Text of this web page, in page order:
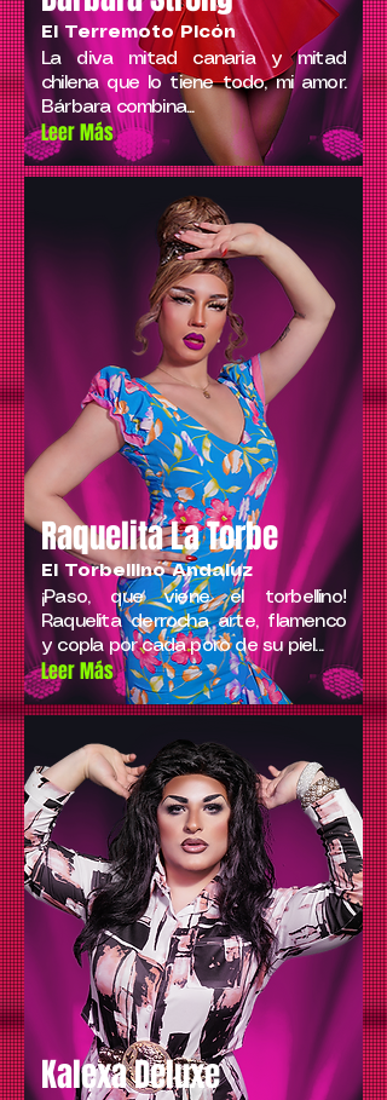
El Terremoto Picón
La diva mitad canaria y mitad
chilena que lo tiene todo, mi amor.
Bárbara combina...
Leer Más
El Torbellino Andaluz
Raquelita La Torbe
¡Paso, que viene el torbellino!
Raquelita derrocha arte, flamenco
y copla por cada poro de su piel...
Leer Más
Kalexa Deluxe